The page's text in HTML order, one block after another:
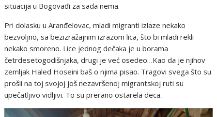
situacija u Bogovađi za sada nema.
Pri dolasku u Aranđelovac, mladi migranti izlaze nekako
bezvoljno, sa bezizražajnim izrazom lica, što bi mladi rekli
nekako smoreno. Lice jednog dečaka je u borama
četrdesetogodišnjaka, drugi je već osedeo…Kao da je njihov
zemljak Haled Hoseini baš o njima pisao. Tragovi svega što su
prošli na toj svojoj još nezavršenoj migrantskoj ruti su
upečatljivo vidljivi. To su prerano ostarela deca.